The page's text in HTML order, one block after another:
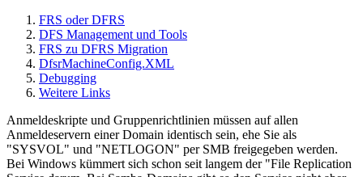
FRS oder DFRS
DFS Management und Tools
FRS zu DFRS Migration
DfsrMachineConfig.XML
Debugging
Weitere Links
Anmeldeskripte und Gruppenrichtlinien müssen auf allen
Anmeldeservern einer Domain identisch sein, ehe Sie als
"SYSVOL" und "NETLOGON" per SMB freigegeben werden.
Bei Windows kümmert sich schon seit langem der "File Replication